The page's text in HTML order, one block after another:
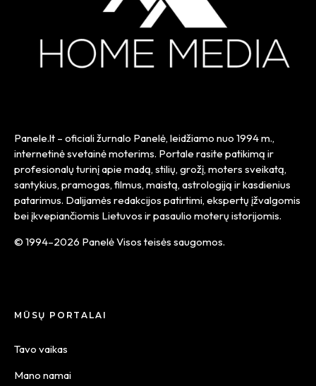
Panele.lt – oficiali žurnalo Panelė, leidžiamo nuo 1994 m.,
internetinė svetainė moterims. Portale rasite patikimą ir
profesionalų turinį apie madą, stilių, grožį, moters sveikatą,
santykius, pramogas, filmus, maistą, astrologiją ir kasdienius
patarimus. Dalijamės redakcijos patirtimi, ekspertų įžvalgomis
bei įkvepiančiomis Lietuvos ir pasaulio moterų istorijomis.
© 1994–2026 Panelė Visos teisės saugomos.
MŪSŲ PORTALAI
Tavo vaikas
Mano namai